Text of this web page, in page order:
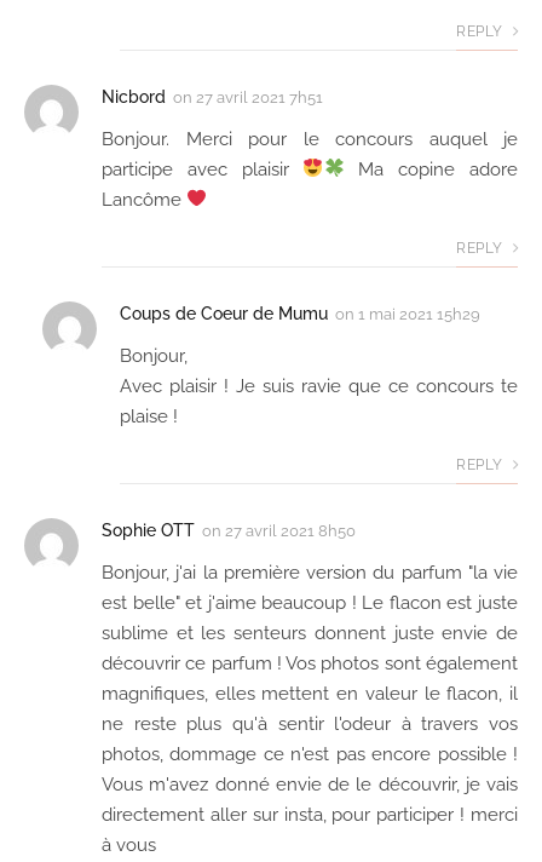
REPLY
Nicbord on 27 avril 2021 7h51
Bonjour. Merci pour le concours auquel je
participe avec plaisir
Ma copine adore
Lancôme
REPLY
Coups de Coeur de Mumu on 1 mai 2021 15h29
Bonjour,
Avec plaisir ! Je suis ravie que ce concours te
plaise !
REPLY
Sophie OTT on 27 avril 2021 8h50
Bonjour, j'ai la première version du parfum "la vie
est belle" et j'aime beaucoup ! Le flacon est juste
sublime et les senteurs donnent juste envie de
découvrir ce parfum ! Vos photos sont également
magnifiques, elles mettent en valeur le flacon, il
ne reste plus qu'à sentir l'odeur à travers vos
photos, dommage ce n'est pas encore possible !
Vous m'avez donné envie de le découvrir, je vais
directement aller sur insta, pour participer ! merci
à vous